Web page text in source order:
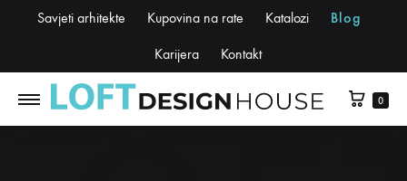
Savjeti arhitekte Kupovina na rate Katalozi Blog
Karijera Kontakt
0